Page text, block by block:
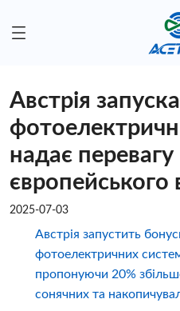
Австрія
надає
європейського
2025-07-03
Австрія запустить
фотоелектричних
пропонуючи 20%
сонячних та